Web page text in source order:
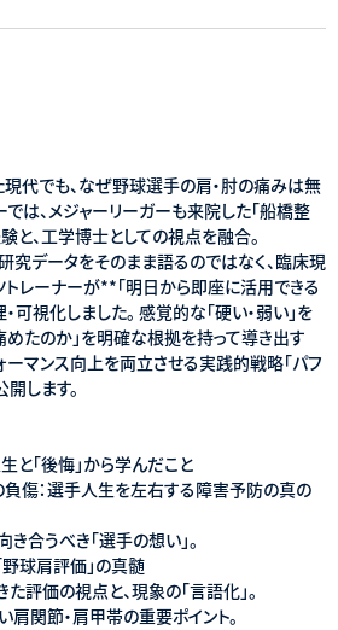
代でも、なぜ野球選手の肩・肘の痛みは無
では、メジャーリーガーも来院した「船橋整
と、工学博士としての視点を融合。
究データをそのまま語るのではなく、臨床現
レーナーが**「明日から即座に活用できる
可視化しました。 感覚的な「硬い・弱い」を
めたのか」を明確な根拠を持って導き出す
ーマンス向上を両立させる実践的戦略「パフ
します。
と「後悔」から学んだこと
負傷：選手人生を左右する障害予防の真の
き合うべき「選手の想い」。
球肩評価」の真髄
た評価の視点と、現象の「言語化」。
関節・肩甲帯の重要ポイント。